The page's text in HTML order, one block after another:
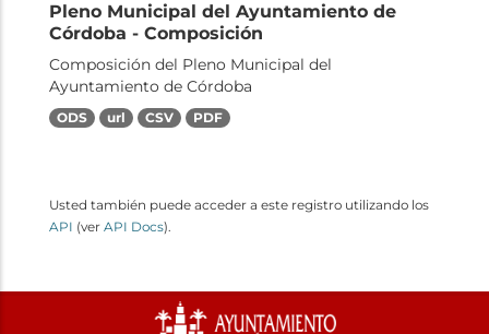
Pleno Municipal del Ayuntamiento de
Córdoba - Composición
Composición del Pleno Municipal del
Ayuntamiento de Córdoba
ODS url CSV PDF
Usted también puede acceder a este registro utilizando los
API (ver API Docs).